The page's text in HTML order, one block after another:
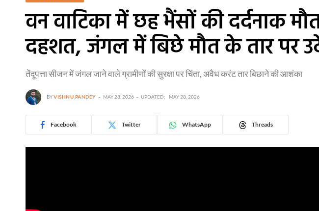
वन वाटिका में छह भैंसों की दर्दनाक
दहशत, जंगल में बिछे मौत के तार पर
तेंदूपत्ता सीजन में जंगल जाने वाले ग्रामीणों की सुरक्षा पर चिंता, अवैध करंट तार बिछाने की आशंका
BYVISHNU PANDEY MAY 28, 2026 UPDATED: MAY 28, 2026
Facebook Twitter WhatsApp Threads